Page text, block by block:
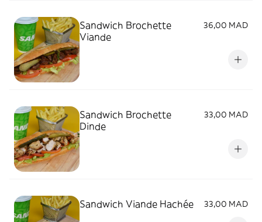
Sandwich Brochette
Viande
36,00 MAD
Sandwich Brochette
Dinde
33,00 MAD
Sandwich Viande Hachée 33,00 MAD